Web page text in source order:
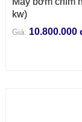
kw)
Giá: 10.800.000